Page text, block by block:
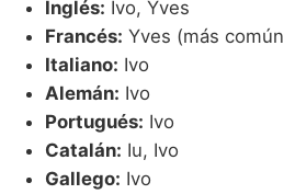
Inglés: Ivo, Yves
Francés: Yves (más
Italiano: Ivo
Alemán: Ivo
Portugués: Ivo
Catalán: Iu, Ivo
Gallego: Ivo